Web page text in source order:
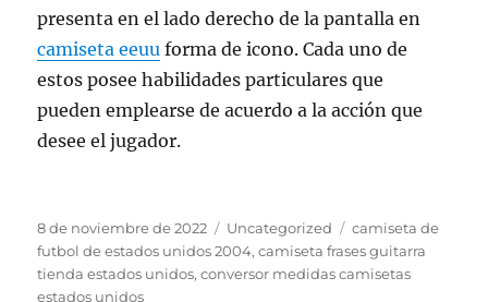
presenta en el lado derecho de la pantalla en
camiseta eeuu forma de icono. Cada uno de
estos posee habilidades particulares que
pueden emplearse de acuerdo a la acción que
desee el jugador.
Publicado
el
8 de noviembre de 2022 Categorías
Uncategorized Etiquetas
camiseta de
futbol de estados unidos 2004,camiseta frases guitarra
tienda estados unidos,conversor medidas camisetas
estados unidos